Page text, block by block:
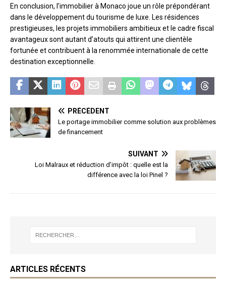
En conclusion, l’immobilier à Monaco joue un rôle prépondérant
dans le développement du tourisme de luxe. Les résidences
prestigieuses, les projets immobiliers ambitieux et le cadre fiscal
avantageux sont autant d’atouts qui attirent une clientèle
fortunée et contribuent à la renommée internationale de cette
destination exceptionnelle.
PRÉCÉDENT
Le portage immobilier comme solution aux problèmes
de financement
SUIVANT
Loi Malraux et réduction d’impôt : quelle est la
différence avec la loi Pinel ?
ARTICLES RÉCENTS